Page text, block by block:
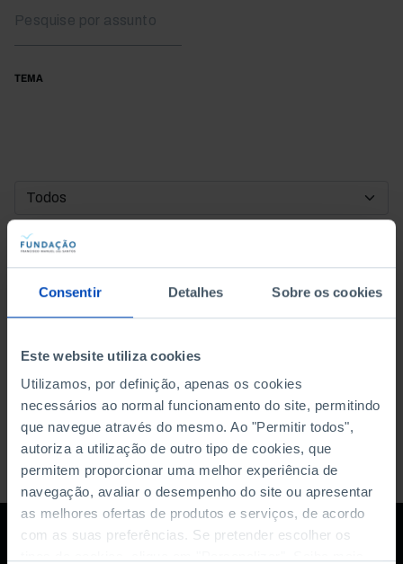
Consentir Detalhes Sobre os cookies
Este website utiliza cookies
Utilizamos, por definição, apenas os cookies
necessários ao normal funcionamento do site, permitindo
que navegue através do mesmo. Ao "Permitir todos",
autoriza a utilização de outro tipo de cookies, que
permitem proporcionar uma melhor experiência de
navegação, avaliar o desempenho do site ou apresentar
as melhores ofertas de produtos e serviços, de acordo
com as suas preferências. Se pretender escolher os
TEMA
DATA DE INÍCIO
DATA DE FIM